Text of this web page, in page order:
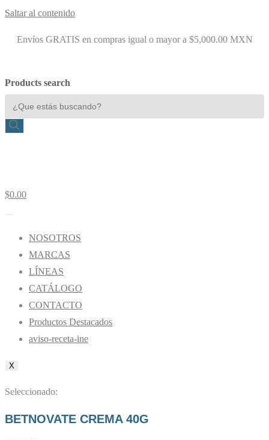
Saltar al contenido
Envíos GRATIS en compras igual o mayor a $5,000.00 MXN
Products search
$0.00
NOSOTROS
MARCAS
LÍNEAS
CATÁLOGO
CONTACTO
Productos Destacados
aviso-receta-ine
X
Seleccionado:
BETNOVATE CREMA 40G